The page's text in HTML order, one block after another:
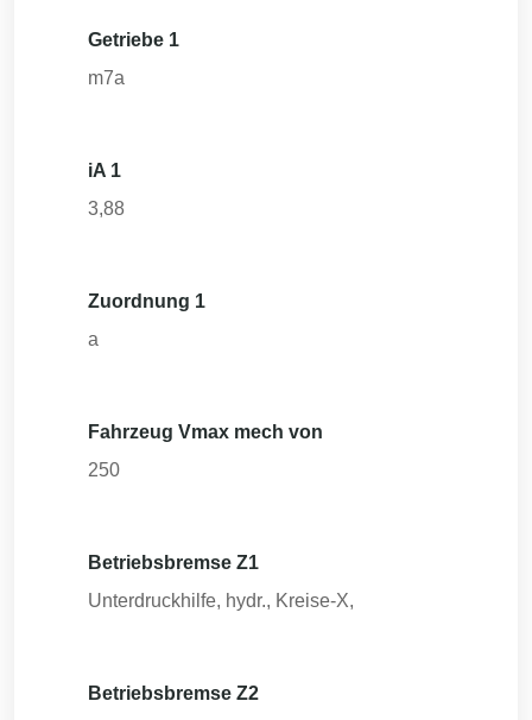
Getriebe 1
m7a
iA 1
3,88
Zuordnung 1
a
Fahrzeug Vmax mech von
250
Betriebsbremse Z1
Unterdruckhilfe, hydr., Kreise-X,
Betriebsbremse Z2